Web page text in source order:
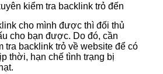
kiểm tra backlink trỏ đến
cho mình được thì đối thủ
cho bạn được. Do đó, cần
tra backlink trỏ về website để có
thời, hạn chế tình trạng bị